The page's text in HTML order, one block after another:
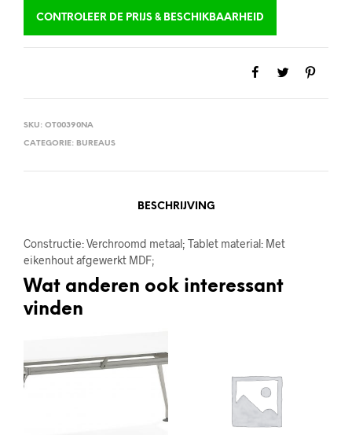
CONTROLEER DE PRIJS & BESCHIKBAARHEID
SKU: OT00390NA
CATEGORIE: BUREAUS
BESCHRIJVING
Constructie: Verchroomd metaal; Tablet material: Met
eikenhout afgewerkt MDF;
Wat anderen ook interessant
vinden